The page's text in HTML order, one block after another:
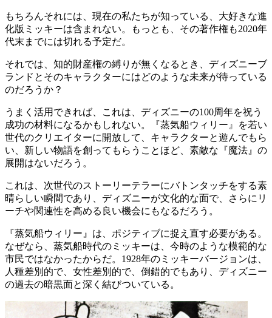
もちろんそれには、現在の私たちが知っている、大好きな進
化版ミッキーは含まれない。もっとも、その著作権も2020年
代末までには切れる予定だ。
それでは、知的財産権の縛りが無くなるとき、ディズニーブ
ランドとそのキャラクターにはどのような未来が待っている
のだろうか？
うまく活用できれば、これは、ディズニーの100周年を祝う
成功の材料になるかもしれない。『蒸気船ウィリー』を若い
世代のクリエイターに開放して、キャラクターと遊んでもら
い、新しい物語を創ってもらうことほど、素敵な『魔法』の
展開はないだろう。
これは、次世代のストーリーテラーにバトンタッチをする素
晴らしい瞬間であり、ディズニーが文化的な面で、さらにリ
ーチや関連性を高める良い機会にもなるだろう。
『蒸気船ウィリー』は、ポジティブに捉え直す必要がある。
なぜなら、蒸気船時代のミッキーは、今時のような模範的な
市民ではなかったからだ。1928年のミッキーバージョンは、
人種差別的で、女性差別的で、倒錯的でもあり、ディズニー
の過去の暗黒面と深く結びついている。